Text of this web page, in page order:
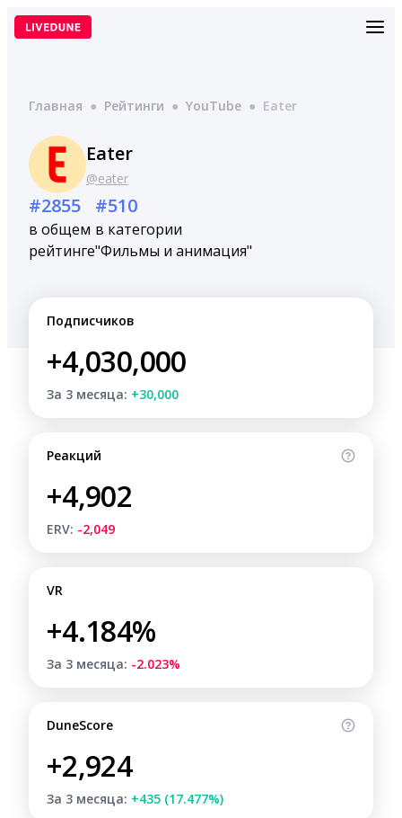
Перейти
Главная ● Рейтинги ● YouTube ● Eater
Eater
@eater
#2855
в общем
рейтинге
#510
в категории
"Фильмы и анимация"
Подписчиков
+4,030,000
За 3 месяца: +30,000
Реакций
+4,902
ERV: -2,049
VR
+4.184%
За 3 месяца: -2.023%
DuneScore
+2,924
За 3 месяца: +435 (17.477%)